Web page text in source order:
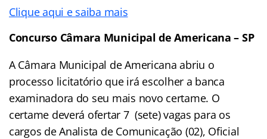
Clique aqui e saiba mais
Concurso Câmara Municipal de Americana – SP
A Câmara Municipal de Americana abriu o
processo licitatório que irá escolher a banca
examinadora do seu mais novo certame. O
certame deverá ofertar 7 (sete) vagas para os
cargos de Analista de Comunicação (02), Oficial